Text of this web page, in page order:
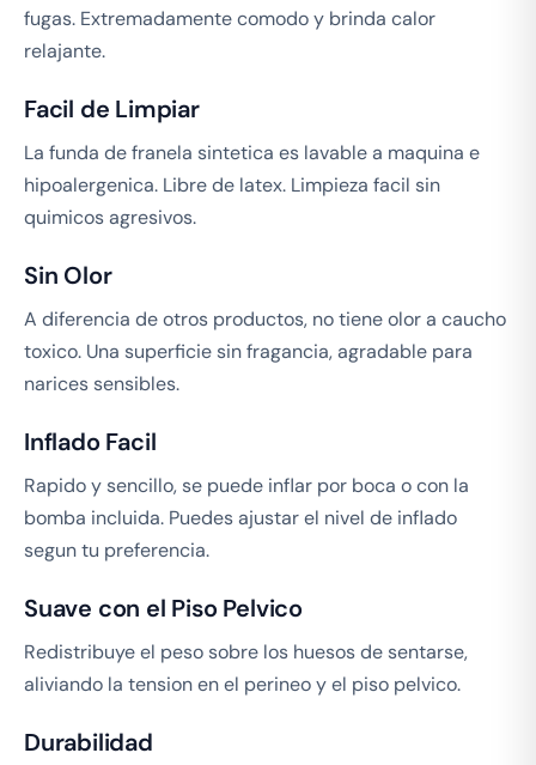
fugas. Extremadamente comodo y brinda calor
relajante.
Facil de Limpiar
La funda de franela sintetica es lavable a maquina e
hipoalergenica. Libre de latex. Limpieza facil sin
quimicos agresivos.
Sin Olor
A diferencia de otros productos, no tiene olor a caucho
toxico. Una superficie sin fragancia, agradable para
narices sensibles.
Inflado Facil
Rapido y sencillo, se puede inflar por boca o con la
bomba incluida. Puedes ajustar el nivel de inflado
segun tu preferencia.
Suave con el Piso Pelvico
Redistribuye el peso sobre los huesos de sentarse,
aliviando la tension en el perineo y el piso pelvico.
Durabilidad